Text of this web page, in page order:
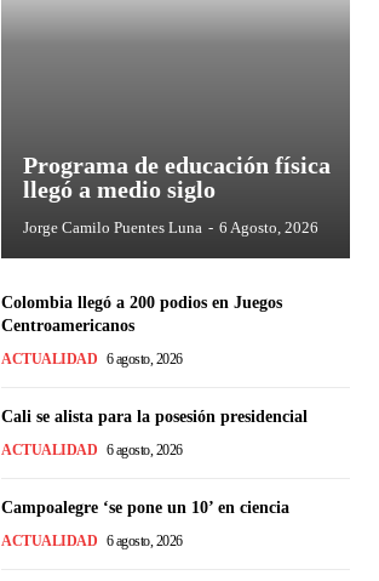
Programa de educación física
llegó a medio siglo
Jorge Camilo Puentes Luna - 6 Agosto, 2026
Colombia llegó a 200 podios en Juegos
Centroamericanos
ACTUALIDAD 6 agosto, 2026
Cali se alista para la posesión presidencial
ACTUALIDAD 6 agosto, 2026
Campoalegre ‘se pone un 10’ en ciencia
ACTUALIDAD 6 agosto, 2026